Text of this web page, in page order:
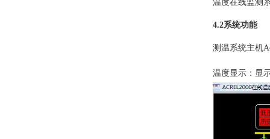
温度在线监测
4.2系统功能
测温系统主机
温度显示：显